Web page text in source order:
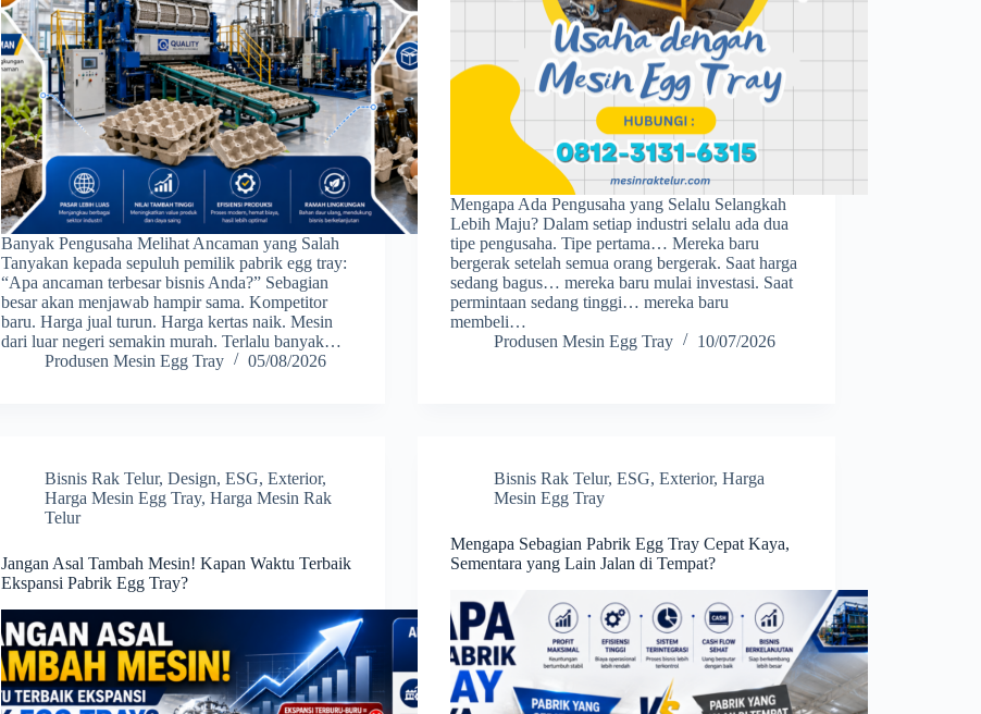
Banyak Pengusaha Melihat Ancaman yang Salah
Tanyakan kepada sepuluh pemilik pabrik egg tray:
“Apa ancaman terbesar bisnis Anda?” Sebagian
besar akan menjawab hampir sama. Kompetitor
baru. Harga jual turun. Harga kertas naik. Mesin
dari luar negeri semakin murah. Terlalu banyak…
Produsen Mesin Egg Tray
05/08/2026
Mengapa Ada Pengusaha yang Selalu Selangkah
Lebih Maju? Dalam setiap industri selalu ada dua
tipe pengusaha. Tipe pertama… Mereka baru
bergerak setelah semua orang bergerak. Saat harga
sedang bagus… mereka baru mulai investasi. Saat
permintaan sedang tinggi… mereka baru
membeli…
Produsen Mesin Egg Tray
10/07/2026
Bisnis Rak Telur,Design,ESG,Exterior,
Harga Mesin Egg Tray,Harga Mesin Rak
Telur
Jangan Asal Tambah Mesin! Kapan Waktu Terbaik
Ekspansi Pabrik Egg Tray?
Bisnis Rak Telur,ESG,Exterior,Harga
Mesin Egg Tray
Mengapa Sebagian Pabrik Egg Tray Cepat Kaya,
Sementara yang Lain Jalan di Tempat?